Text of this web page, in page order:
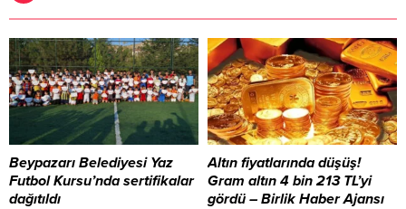
Beypazarı Belediyesi Yaz
Futbol Kursu’nda sertifikalar
dağıtıldı
Altın fiyatlarında düşüş!
Gram altın 4 bin 213 TL’yi
gördü – Birlik Haber Ajansı